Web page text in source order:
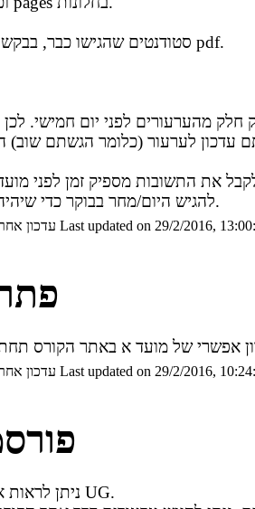
סטודנטים שהגישו כבר, בבקשה תגישו שוב עם קובץ pdf.
חלק מהערעורים לפני יום חמישי.
לקבל את התשובות מספיק זמן לפני
להגיש היום/מחר בבוקר כדי שיהיה לנו זמן מספיק לבדוק.
עדכון אחרון ב-29/2/ Last updated on 29/2/2016,
עדכון אחרון ב-29/2/ Last updated on 29/2/2016,
ניתן לראות את הסריקות דרך אתר UG.